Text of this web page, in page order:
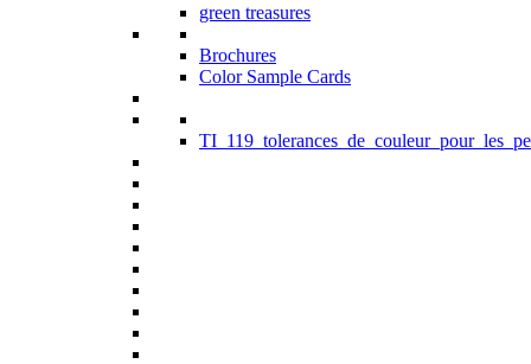
green treasures
Brochures
Color Sample Cards